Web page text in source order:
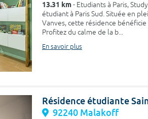
13.31 km- Etudiants à Paris,
étudiant à Paris Sud. Située en
Vanves, cette résidence
Profitez du calme de la b...
En savoir plus
Résidence étudiante
92240 Malakoff